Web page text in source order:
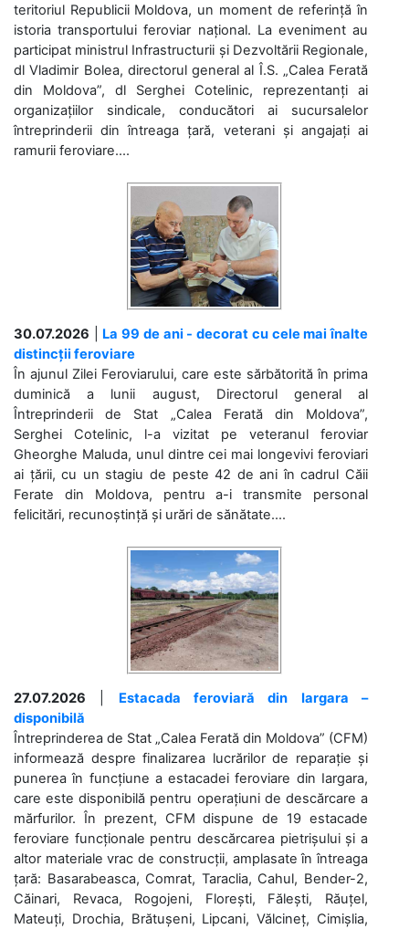
teritoriul Republicii Moldova, un moment de referință în
istoria transportului feroviar național. La eveniment au
participat ministrul Infrastructurii și Dezvoltării Regionale,
dl Vladimir Bolea, directorul general al Î.S. „Calea Ferată
din Moldova”, dl Serghei Cotelinic, reprezentanți ai
organizațiilor sindicale, conducători ai sucursalelor
întreprinderii din întreaga țară, veterani și angajați ai
ramurii feroviare....
30.07.2026
La 99 de ani - decorat cu cele mai înalte
distincții feroviare
În ajunul Zilei Feroviarului, care este sărbătorită în prima
duminică a lunii august, Directorul general al
Întreprinderii de Stat „Calea Ferată din Moldova”,
Serghei Cotelinic, l-a vizitat pe veteranul feroviar
Gheorghe Maluda, unul dintre cei mai longevivi feroviari
ai țării, cu un stagiu de peste 42 de ani în cadrul Căii
Ferate din Moldova, pentru a-i transmite personal
felicitări, recunoștință și urări de sănătate....
27.07.2026
Estacada feroviară din Iargara –
disponibilă
Întreprinderea de Stat „Calea Ferată din Moldova” (CFM)
informează despre finalizarea lucrărilor de reparație și
punerea în funcțiune a estacadei feroviare din Iargara,
care este disponibilă pentru operațiuni de descărcare a
mărfurilor. În prezent, CFM dispune de 19 estacade
feroviare funcționale pentru descărcarea pietrișului și a
altor materiale vrac de construcții, amplasate în întreaga
țară: Basarabeasca, Comrat, Taraclia, Cahul, Bender-2,
Căinari, Revaca, Rogojeni, Florești, Fălești, Răuțel,
Mateuți, Drochia, Brătușeni, Lipcani, Vălcineț, Cimișlia,